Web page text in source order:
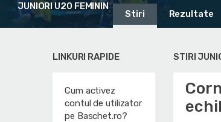
JUNIORI U20 FEMININ
Stiri Rezultate
LINKURI RAPIDE
Cum activez
contul de utilizator
pe Baschet.ro?
STIRI